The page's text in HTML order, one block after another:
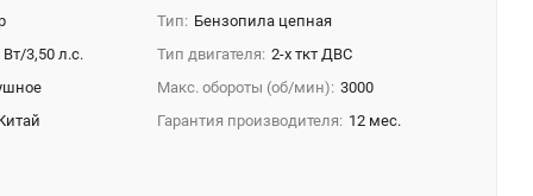
Тип: Бензопила цепная
Вт/3,50 л.с.
Тип двигателя: 2-х ткт ДВС
Макс. обороты (об/мин): 3000
Гарантия производителя: 12 мес.